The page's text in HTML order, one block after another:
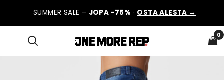
SUMMER SALE – JOPA -75% · OSTA ALESTA →
0